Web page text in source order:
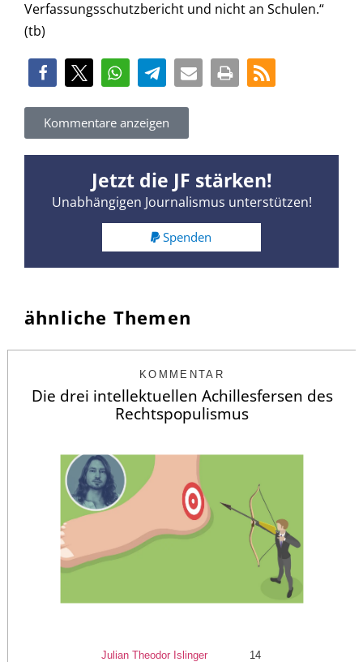
Verfassungsschutzbericht und nicht an Schulen.“
(tb)
Kommentare anzeigen
Jetzt die JF stärken!
Unabhängigen Journalismus unterstützen!
Spenden
ähnliche Themen
KOMMENTAR
Die drei intellektuellen Achillesfersen des
Rechtspopulismus
Julian Theodor Islinger
14